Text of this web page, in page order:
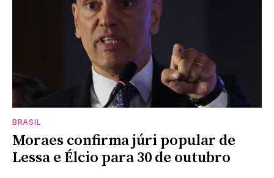
BRASIL
Moraes confirma júri popular de
Lessa e Élcio para 30 de outubro